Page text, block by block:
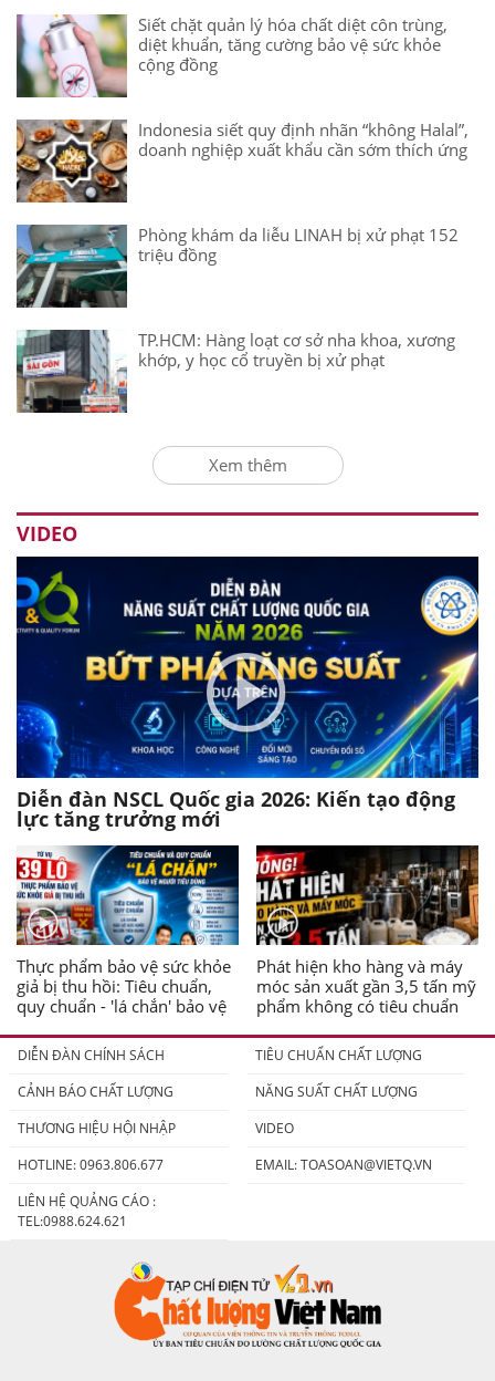
Siết chặt quản lý hóa chất diệt côn trùng,
diệt khuẩn, tăng cường bảo vệ sức khỏe
cộng đồng
Indonesia siết quy định nhãn “không Halal”,
doanh nghiệp xuất khẩu cần sớm thích ứng
Phòng khám da liễu LINAH bị xử phạt 152
triệu đồng
TP.HCM: Hàng loạt cơ sở nha khoa, xương
khớp, y học cổ truyền bị xử phạt
Xem thêm
VIDEO
Diễn đàn NSCL Quốc gia 2026: Kiến tạo động
lực tăng trưởng mới
Thực phẩm bảo vệ sức khỏe
giả bị thu hồi: Tiêu chuẩn,
quy chuẩn - 'lá chắn' bảo vệ
Phát hiện kho hàng và máy
móc sản xuất gần 3,5 tấn mỹ
phẩm không có tiêu chuẩn
DIỄN ĐÀN CHÍNH SÁCH
TIÊU CHUẨN CHẤT LƯỢNG
CẢNH BÁO CHẤT LƯỢNG
NĂNG SUẤT CHẤT LƯỢNG
THƯƠNG HIỆU HỘI NHẬP
VIDEO
HOTLINE: 0963.806.677
EMAIL:TOASOAN@VIETQ.VN
LIÊN HỆ QUẢNG CÁO :
TEL:0988.624.621